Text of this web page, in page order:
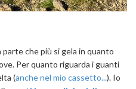
che più si gela in quanto
Per quanto riguarda i guanti
(anche nel mio cassetto...). Io